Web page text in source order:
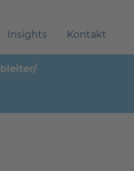
Insights Kontakt